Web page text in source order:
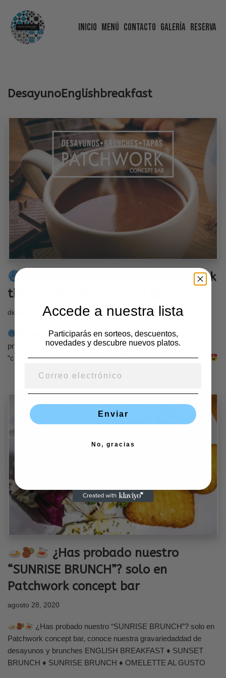
Saltar
Inicio Menú Contacto Galería Reserva
DesayunoEnglishbreakfast
Llegó el frío pero patchwork
tiene propuestas para ti
diciembre 6, 2020
Llegó el frío pero patchwork tiene una promo para ti,
prueba nuestro delicioso
“chocolate caliente + Croissant” 3,50€ para alegrarte el alma.
¿Has probado nuestro
“SUNRISE BRUNCH”? solo en
Patchwork concept bar
agosto 28, 2020
¿Has probado nuestro “SUNRISE BRUNCH”? solo en
Patchwork concept bar, conoce nuestra gravariedaddad de
desayunos y brunches ENGLISH BREAKFAST ♦ SUNSET
BRUNCH ♦ SUNRISE BRUNCH ♦ OMELETTE AL GUSTO
Accede a nuestra lista
Participarás en sorteos, descuentos,
novedades y descubre nuevos platos.
Enviar
No, gracias